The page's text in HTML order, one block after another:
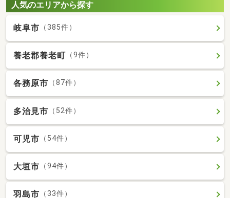
人気のエリアから探す
岐阜市 （385件）
養老郡養老町 （9件）
各務原市 （87件）
多治見市 （52件）
可児市 （54件）
大垣市 （94件）
羽島市 （33件）